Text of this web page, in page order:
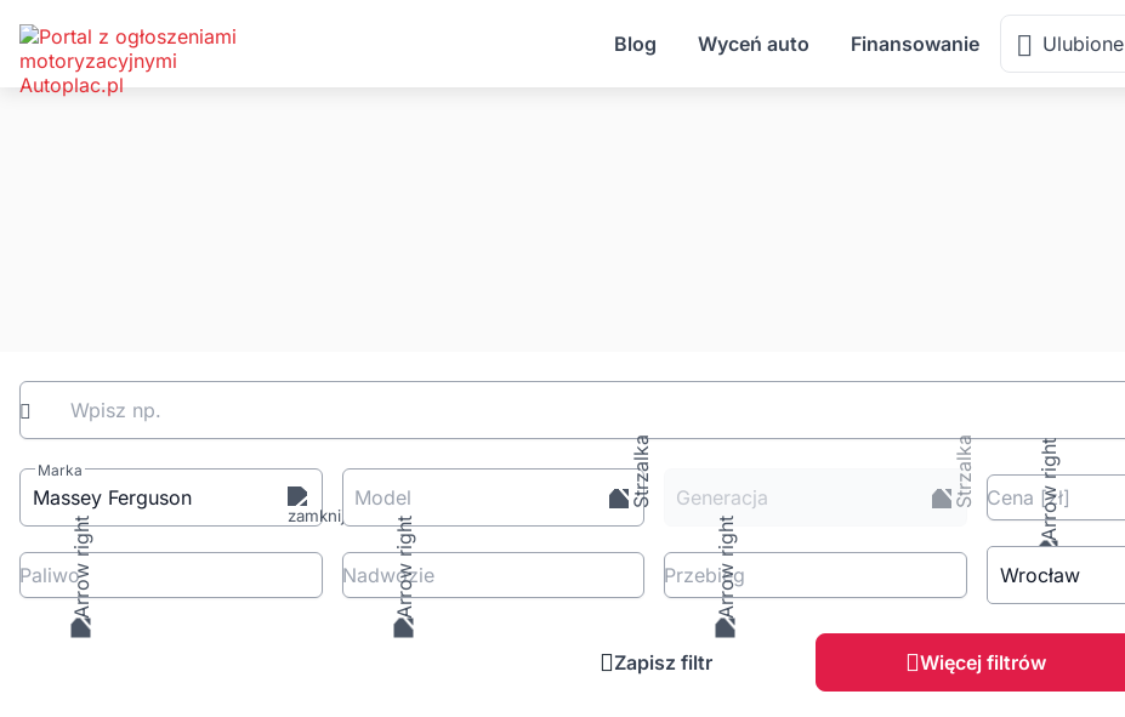
Blog Wyceń auto Finansowanie Ulubione
Wpisz np.
Marka
Massey Ferguson Model Generacja Cena [zł]
Paliwo Nadwozie Przebieg Wrocław
Zapisz filtr Więcej filtrów